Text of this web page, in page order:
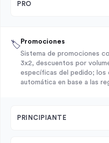
PRO
🏷️Promociones
Sistema de promociones
3x2, descuentos por
específicas del pedido; los
automática en base a las
PRINCIPIANTE